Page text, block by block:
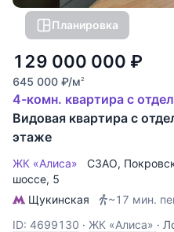
Планировка
129 000 000 ₽
645 000 ₽/м2
4-комн. квартира с
Видовая квартира с
этаже
ЖК «Алиса» СЗАО,
шоссе, 5
Щукинская
~17 мин.
ID: 4699130 · ЖК «Алиса» ·